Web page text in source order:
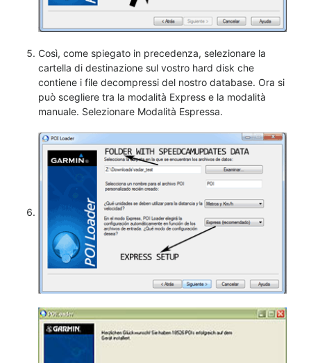
Così, come spiegato in precedenza, selezionare la
cartella di destinazione sul vostro hard disk che
contiene i file decompressi del nostro database. Ora si
può scegliere tra la modalità Express e la modalità
manuale. Selezionare Modalità Espressa.